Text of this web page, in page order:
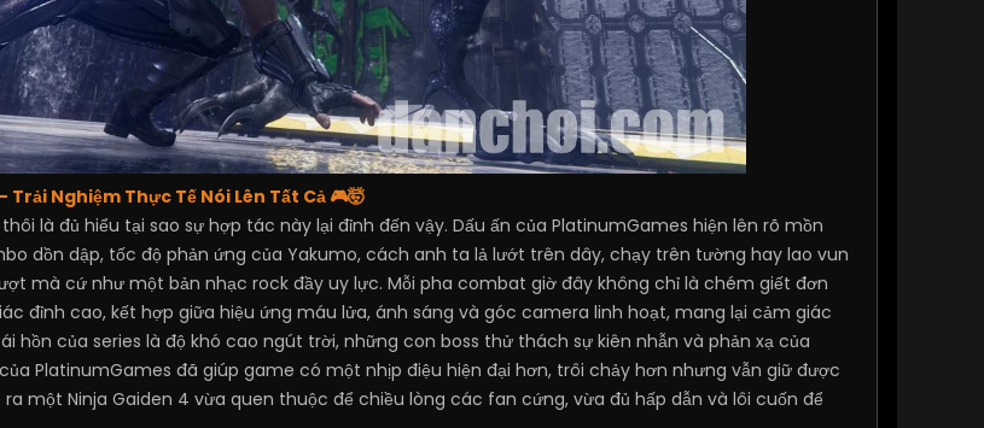
Nghiệm Thực Tế Nói Lên Tất Cả 🎮🤯
là đủ hiểu tại sao sự hợp tác này lại đỉnh đến vậy. Dấu ấn của PlatinumGames hiện lên rõ mồn
dồn dập, tốc độ phản ứng của Yakumo, cách anh ta lả lướt trên dây, chạy trên tường hay lao vun
mà cứ như một bản nhạc rock đầy uy lực. Mỗi pha combat giờ đây không chỉ là chém giết đơn
đỉnh cao, kết hợp giữa hiệu ứng máu lửa, ánh sáng và góc camera linh hoạt, mang lại cảm giác
hồn của series là độ khó cao ngút trời, những con boss thử thách sự kiên nhẫn và phản xạ của
PlatinumGames đã giúp game có một nhịp điệu hiện đại hơn, trôi chảy hơn nhưng vẫn giữ được
một Ninja Gaiden 4 vừa quen thuộc để chiều lòng các fan cứng, vừa đủ hấp dẫn và lôi cuốn để